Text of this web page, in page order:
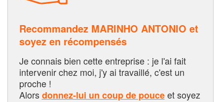
Recommandez MARINHO ANTONIO et
soyez en récompensés
Je connais bien cette entreprise : je l'ai fait
intervenir chez moi, j'y ai travaillé, c'est un
proche !
Alorsdonnez-lui un coup de pouceet soyez